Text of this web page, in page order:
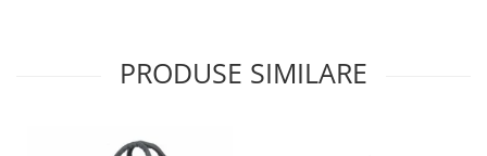
PRODUSE SIMILARE